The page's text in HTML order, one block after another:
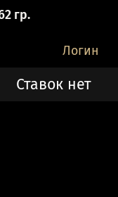
гр.
Логин
Ставок нет